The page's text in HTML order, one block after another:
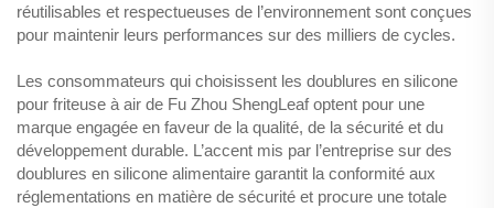
réutilisables et respectueuses de l’environnement sont conçues
pour maintenir leurs performances sur des milliers de cycles.
Les consommateurs qui choisissent les doublures en silicone
pour friteuse à air de Fu Zhou ShengLeaf optent pour une
marque engagée en faveur de la qualité, de la sécurité et du
développement durable. L’accent mis par l’entreprise sur des
doublures en silicone alimentaire garantit la conformité aux
réglementations en matière de sécurité et procure une totale